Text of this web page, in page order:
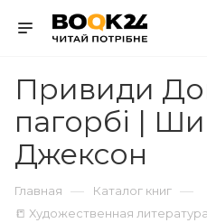
Привиди
пагорбі |
Джексон
Главная — Каталог книг —
📒 Художественная литература